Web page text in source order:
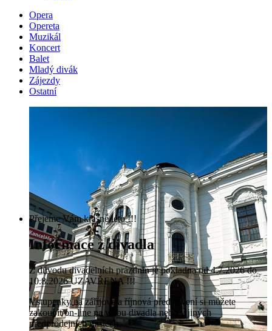
Opera
Opereta
Muzikál
Koncert
Balet
Mladý divák
Zájezdy
Ostatní
Přejeme Vám krásné léto !!!
Informace z divadla
Z důvodu divadelních prázdnin je pokladna od 4.7.2026 do
10.8.2026 UZAVŘENA !!!
Vstupenky na záříjová a říjnová představení si můžete
zakoupit on-line na webu divadla nebo v jiných
předprodejních místech.